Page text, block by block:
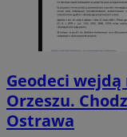
Geodeci
Orzeszu.
Ostrawa